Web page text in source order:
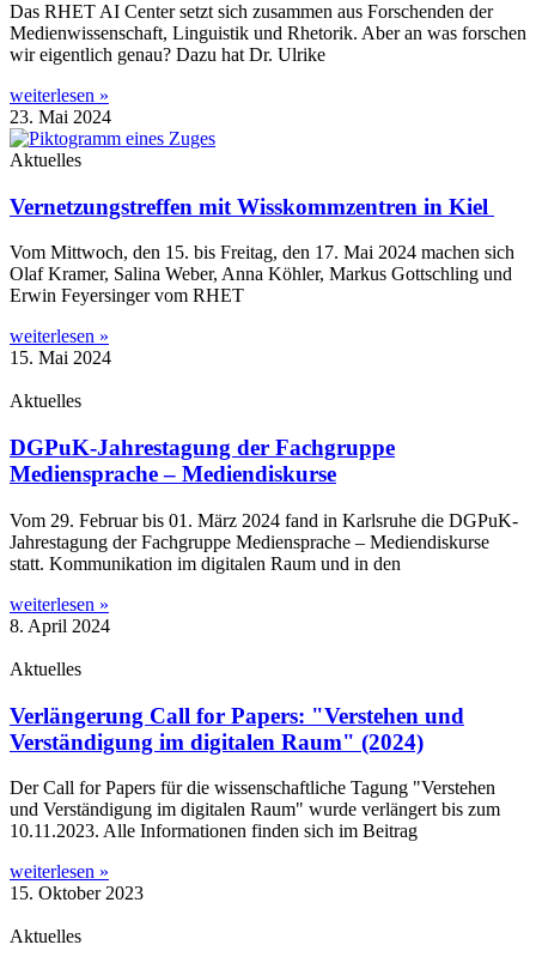
Das RHET AI Cen­ter setzt sich zusam­men aus For­schen­den der
Medi­en­wis­sen­schaft, Lin­gu­is­tik und Rhe­to­rik. Aber an was for­schen
wir eigent­lich genau? Dazu hat Dr. Ulrike
weiterlesen »
23. Mai 2024
Aktuelles
Vernetzungstreffen mit Wisskommzentren in Kiel
Vom Mitt­woch, den 15. bis Frei­tag, den 17. Mai 2024 machen sich
Olaf Kra­mer, Sali­na Weber, Anna Köh­ler, Mar­kus Gott­sch­ling und
Erwin Feyer­sin­ger vom RHET
weiterlesen »
15. Mai 2024
Aktuelles
DGPuK-Jahrestagung der Fachgruppe
Mediensprache – Mediendiskurse
Vom 29. Febru­ar bis 01. März 2024 fand in Karls­ru­he die DGPuK-
Jah­­res­­ta­­gung der Fach­grup­pe Medi­en­spra­che – Medi­en­dis­kur­se
statt. Kom­mu­ni­ka­ti­on im digi­ta­len Raum und in den
weiterlesen »
8. April 2024
Aktuelles
Verlängerung Call for Papers: "Verstehen und
Verständigung im digitalen Raum" (2024)
Der Call for Papers für die wis­sen­schaft­li­che Tagung "Ver­ste­hen
und Ver­stän­di­gung im digi­ta­len Raum" wur­de ver­län­gert bis zum
10.11.2023. Alle Infor­ma­tio­nen fin­den sich im Beitrag
weiterlesen »
15. Oktober 2023
Aktuelles